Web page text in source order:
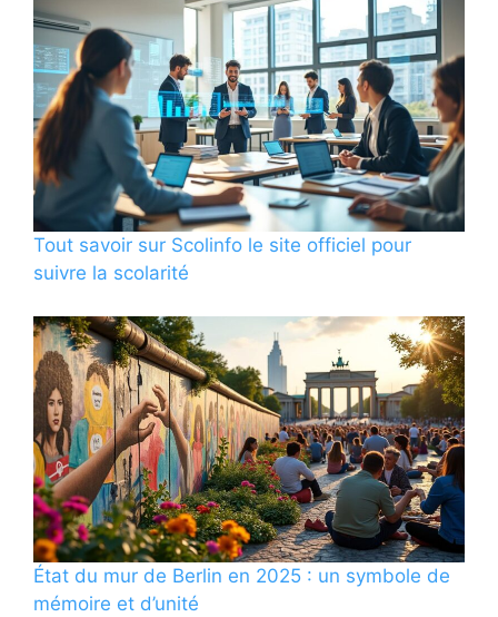
Tout savoir sur Scolinfo le site officiel pour
suivre la scolarité
État du mur de Berlin en 2025 : un symbole de
mémoire et d’unité